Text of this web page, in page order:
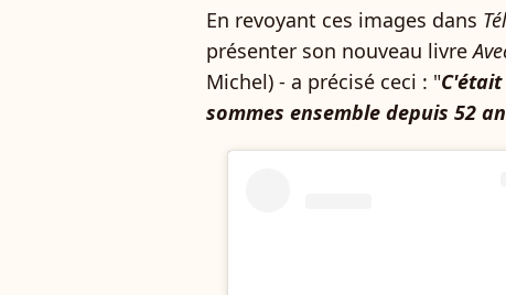
En revoyant ces images dans
présenter son nouveau livre
Michel) - a précisé ceci : "
sommes ensemble depuis 52